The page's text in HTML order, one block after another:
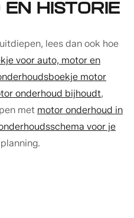
HISTORIE
lees dan ook hoe
voor auto, motor en
motor
onderhoud bijhoudt,
met motor onderhoud in
voor je